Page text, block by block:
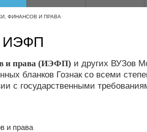
ФИНАНСОВ И ПРАВА
ИЭФП
и права (ИЭФП) и других ВУЗов
бланков Гознак со всеми
с государственными
и права